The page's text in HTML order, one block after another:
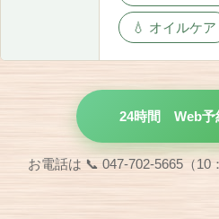
💧 オイルケア
24時間 Web予
お電話は 📞 047-702-5665（